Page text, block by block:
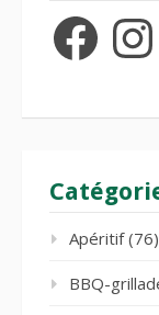
Facebook
Apéritif(76)
BBQ-